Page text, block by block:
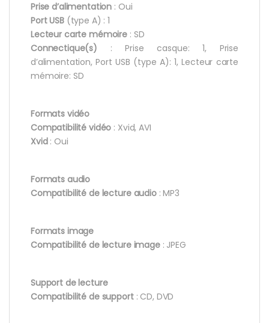
Prise d’alimentation : Oui
Port USB(type A) : 1
Lecteur carte mémoire : SD
Connectique(s) : Prise casque: 1, Prise
d’alimentation, Port USB (type A): 1, Lecteur carte
mémoire: SD
Formats vidéo
Compatibilité vidéo : Xvid, AVI
Xvid: Oui
Formats audio
Compatibilité de lecture audio: MP3
Formats image
Compatibilité de lecture image: JPEG
Support de lecture
Compatibilité de support: CD, DVD